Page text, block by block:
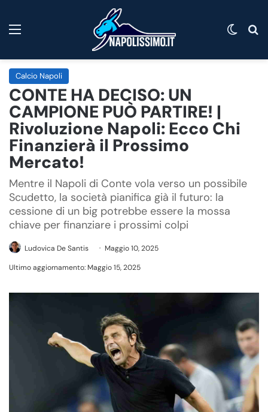
Calcio Napoli
CONTE HA DECISO: UN
CAMPIONE PUÒ PARTIRE! |
Rivoluzione Napoli: Ecco Chi
Finanzierà il Prossimo
Mercato!
Mentre il Napoli di Conte vola verso un possibile
Scudetto, la società pianifica già il futuro: la
cessione di un big potrebbe essere la mossa
chiave per finanziare i prossimi colpi
Ludovica De Santis
Maggio 10, 2025
Ultimo aggiornamento: Maggio 15, 2025